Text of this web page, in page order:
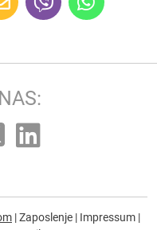
|Zaposlenje | Impressum |